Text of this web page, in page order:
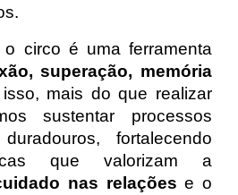
o circo é uma ferramenta
superação, memória
mais do que realizar
sustentar processos
fortalecendo
que valorizam a
nas relações e o